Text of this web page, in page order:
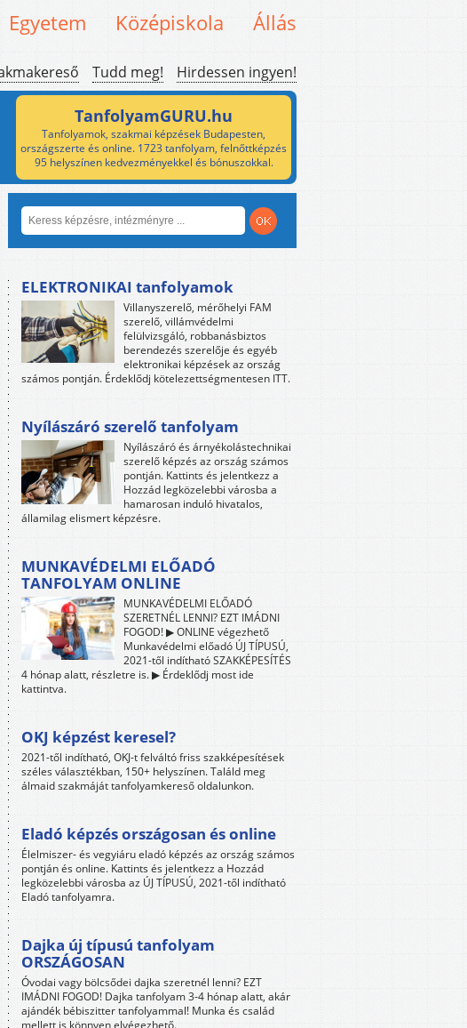
Egyetem Középiskola Állás
Tudd meg! Hirdessen ingyen!
TanfolyamGURU.hu
Tanfolyamok, szakmai képzések Budapesten,
országszerte és online. 1723 tanfolyam, felnőttképzés
95 helyszínen kedvezményekkel és bónuszokkal.
ELEKTRONIKAI tanfolyamok
Villanyszerelő, mérőhelyi FAM
szerelő, villámvédelmi
felülvizsgáló, robbanásbiztos
berendezés szerelője és egyéb
elektronikai képzések az ország
számos pontján. Érdeklődj kötelezettségmentesen ITT.
Nyílászáró szerelő tanfolyam
Nyílászáró és árnyékolástechnikai
szerelő képzés az ország számos
pontján. Kattints és jelentkezz a
Hozzád legközelebbi városba a
hamarosan induló hivatalos,
államilag elismert képzésre.
MUNKAVÉDELMI ELŐADÓ
TANFOLYAM ONLINE
MUNKAVÉDELMI ELŐADÓ
SZERETNÉL LENNI? EZT IMÁDNI
FOGOD! ▶ ONLINE végezhető
Munkavédelmi előadó ÚJ TÍPUSÚ,
2021-től indítható SZAKKÉPESÍTÉS
4 hónap alatt, részletre is. ▶ Érdeklődj most ide
kattintva.
OKJ képzést keresel?
2021-től indítható, OKJ-t felváltó friss szakképesítések
széles választékban, 150+ helyszínen. Találd meg
álmaid szakmáját tanfolyamkereső oldalunkon.
Eladó képzés országosan és online
Élelmiszer- és vegyiáru eladó képzés az ország számos
pontján és online. Kattints és jelentkezz a Hozzád
legközelebbi városba az ÚJ TÍPUSÚ, 2021-től indítható
Eladó tanfolyamra.
Dajka új típusú tanfolyam
ORSZÁGOSAN
Óvodai vagy bölcsődei dajka szeretnél lenni? EZT
IMÁDNI FOGOD! Dajka tanfolyam 3-4 hónap alatt, akár
ajándék bébiszitter tanfolyammal! Munka és család